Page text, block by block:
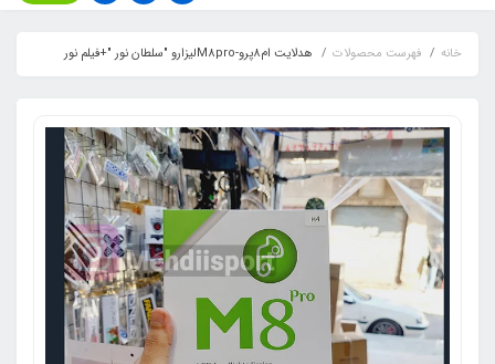
خانه فهرست محصولات هدلایت ام8پرو-M8proلیزارو "سلطان نور "+فیلم نور